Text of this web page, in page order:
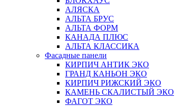
АЛЯСКА
АЛЬТА БРУС
АЛЬТА ФОРМ
КАНАДА ПЛЮС
АЛЬТА КЛАССИКА
Фасадные панели
КИРПИЧ АНТИК ЭКО
ГРАНД КАНЬОН ЭКО
КИРПИЧ РИЖСКИЙ ЭКО
КАМЕНЬ СКАЛИСТЫЙ ЭКО
ФАГОТ ЭКО